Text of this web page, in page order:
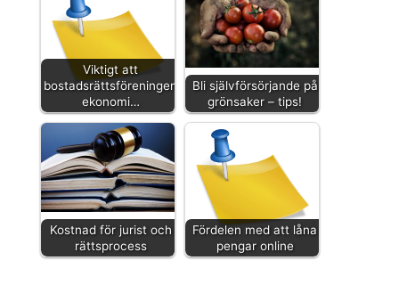
Viktigt att
bostadsrättsföreningens
ekonomi…
Bli självförsörjande på
grönsaker – tips!
Kostnad för jurist och
rättsprocess
Fördelen med att låna
pengar online